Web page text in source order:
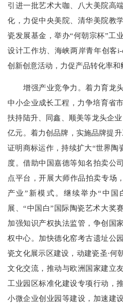
引进一批艺术大咖、八大美院高
化，力促中央美院、清华美院教
瓷发展基金，举办“何朝宗杯”工
设计工作坊、海峡两岸青年创客
创新创意活动，力促产品转化率和
增强产业竞争力。着力育龙头
中小企业成长工程，力争培育省
扶持陆升、同鑫、顺美等龙头企
亿元。着力创品牌，实施品牌提
证明商标运作，持续扩大“世界陶
度。借助中国嘉德等知名拍卖公
点平台，开展大师作品拍卖专场
产业”新模式。继续举办“中国
展、“中国白”国际陶瓷艺术大奖
加强知识产权执法监管，争创国
权中心。加快德化窑考古遗址公
瓷文化展示区建设，动建瓷圣·何
文化交流，推动与欧洲国家建立
工业园区标准化建设专项行动，
小微企业创业园等建设，加速建